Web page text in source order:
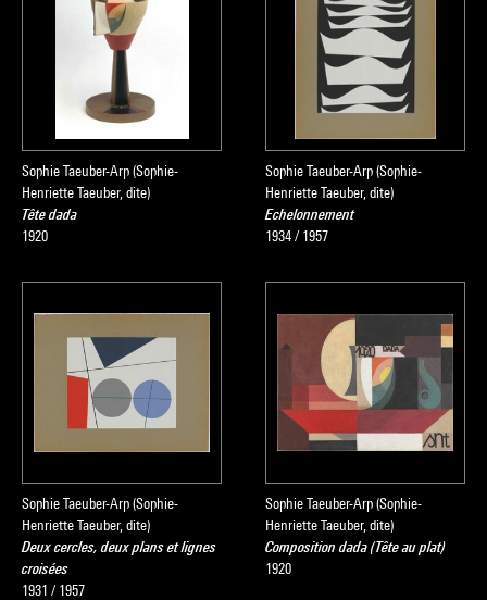
Sophie Taeuber-Arp (Sophie-
Henriette Taeuber, dite)
Tête dada
1920
Sophie Taeuber-Arp (Sophie-
Henriette Taeuber, dite)
Echelonnement
1934 / 1957
Sophie Taeuber-Arp (Sophie-
Henriette Taeuber, dite)
Deux cercles, deux plans et lignes
croisées
1931 / 1957
Sophie Taeuber-Arp (Sophie-
Henriette Taeuber, dite)
Composition dada (Tête au plat)
1920